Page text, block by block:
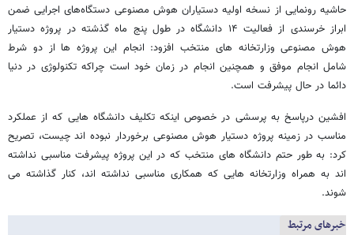
حاشیه رونمایی از نسخه اولیه دستیاران هوش مصنوعی دستگاه‌های اجرایی ضمن
ابراز خرسندی از فعالیت ۱۴ دانشگاه در طول پنج ماه گذشته در پروژه دستیار
هوش مصنوعی وزارتخانه های منتخب افزود: انجام این پروژه ها از دو شرط
شامل انجام موفق و همچنین انجام در زمان خود است چراکه تکنولوژی در دنیا
دائما در حال پیشرفت است.
افشین درپاسخ به پرسشی در خصوص اینکه تکلیف دانشگاه هایی که از عملکرد
مناسب در زمینه پروژه دستیار هوش مصنوعی برخوردار نبوده اند چیست، تصریح
کرد: به طور حتم دانشگاه های منتخب که در این پروژه پیشرفت مناسبی نداشته
اند به همراه وزارتخانه هایی که همکاری مناسبی نداشته اند، کنار گذاشته می
شوند.
خبرهای مرتبط